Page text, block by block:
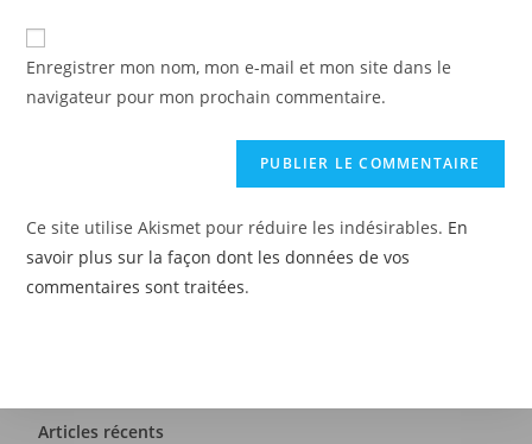
Enregistrer mon nom, mon e-mail et mon site dans le
navigateur pour mon prochain commentaire.
Ce site utilise Akismet pour réduire les indésirables. En
savoir plus sur la façon dont les données de vos
commentaires sont traitées.
Articles récents